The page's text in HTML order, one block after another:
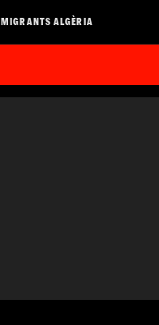
MIGRANTS ALGÈRIA